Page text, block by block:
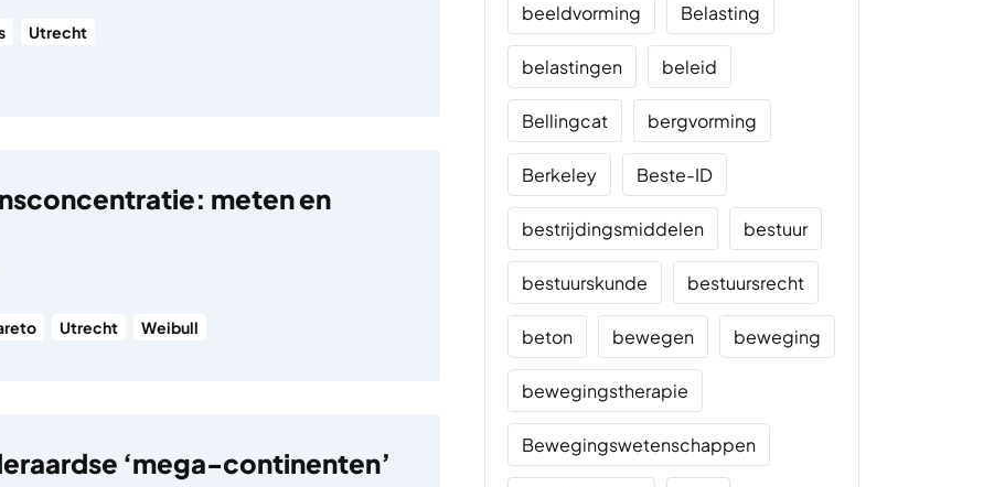
Utrecht
meten en
Utrecht Weibull
‘mega-continenten’
beeldvorming Belasting
belastingen beleid
Bellingcat bergvorming
Berkeley Beste-ID
bestrijdingsmiddelen bestuur
bestuurskunde bestuursrecht
beton bewegen beweging
bewegingstherapie
Bewegingswetenschappen